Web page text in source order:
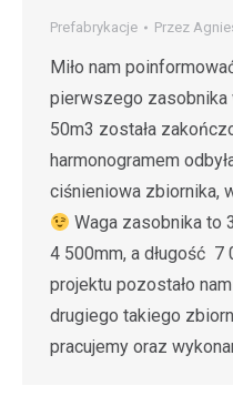
Prefabrykacje Przez
Miło nam
pierwszego zasobnika
50m3 została
harmonogramem
ciśnieniowa zbiornika,
Waga zasobnika to
4 500mm, a długość 7
projektu pozostało
drugiego takiego
pracujemy oraz